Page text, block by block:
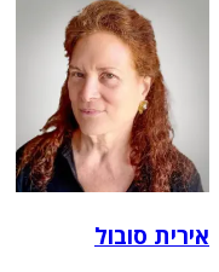
אירית סובול